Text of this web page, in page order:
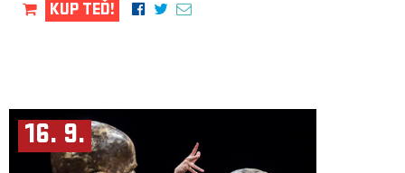
KUP TEĎ!
16. 9.